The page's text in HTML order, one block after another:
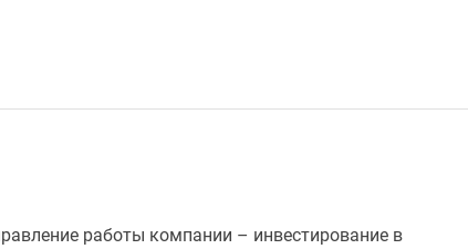
работы компании – инвестирование в